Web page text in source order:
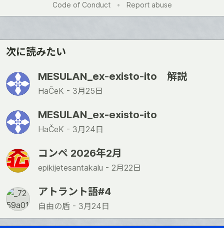
Code of Conduct • Report abuse
次に読みたい
MESULAN_ex-existo-ito 解説
HaČeK - 3月25日
MESULAN_ex-existo-ito
HaČeK - 3月24日
コンペ 2026年2月
epikijetesantakalu - 2月22日
アトラント語#4
自由の盾 - 3月24日